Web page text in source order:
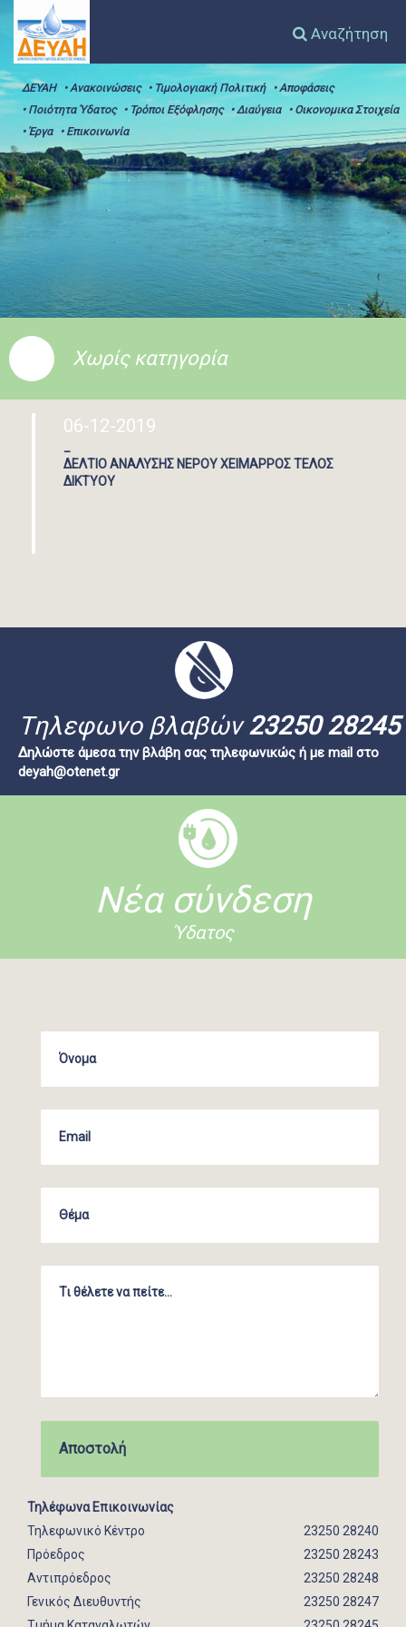
Αναζήτηση
ΔΕΥΑΗ • Ανακοινώσεις • Τιμολογιακή Πολιτική
• Αποφάσεις
• Ποιότητα Ύδατος
• Τρόποι Εξόφλησης • Διαύγεια
• Οικονομικα Στοιχεία
• Έργα
• Επικοινωνία
Χωρίς κατηγορία
06-12-2019
ΔΕΛΤΙΟ ΑΝΑΛΥΣΗΣ ΝΕΡΟΥ ΧΕΙΜΑΡΡΟΣ ΤΕΛΟΣ
ΔΙΚΤΥΟΥ
Tηλεφωνο βλαβών23250 28245
Δηλώστε άμεσα την βλάβη σας τηλεφωνικώς ή με mail στο
deyah@otenet.gr
Νέα σύνδεση
Ύδατος
Τηλέφωνα Επικοινωνίας
Τηλεφωνικό Κέντρο
23250 28240
Πρόεδρος
23250 28243
Αντιπρόεδρος
23250 28248
Γενικός Διευθυντής
23250 28247